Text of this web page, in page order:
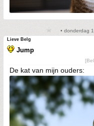
• donderdag
Lieve Belg
Jump
De kat van mijn ouders: